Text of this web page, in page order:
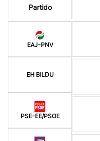
Partido
EAJ-PNV
EH BILDU
PSE-EE/PSOE